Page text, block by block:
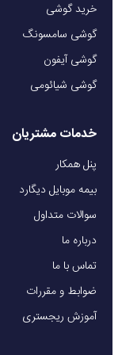
گوشی، این محصول را به
می‌بخشد.
قابلیت حمل آسان: ابعاد
یا سفر آسان می‌کند.
کاربردها
خرید گوشی
گوشی سامسونگ
گوشی آیفون
گوشی شیائومی
خدمات مشتریان
پنل همکار
بیمه موبایل دیگارد
سوالات متداول
درباره ما
تماس با ما
ضوابط و مقررات
آموزش ریجستری